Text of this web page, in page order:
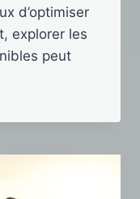
d’optimiser
explorer les
peut